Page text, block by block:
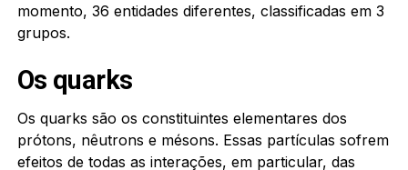
momento, 36 entidades diferentes, classificadas em 3
grupos.
Os quarks
Os quarks são os constituintes elementares dos
prótons, nêutrons e mésons. Essas partículas sofrem
efeitos de todas as interações, em particular, das